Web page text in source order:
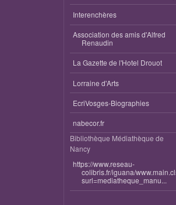
Interenchères
Association des amis d'Alfred
Renaudin
La Gazette de l'Hotel Drouot
Lorraine d'Arts
EcriVosges-Biographies
nabecor.fr
Bibliothèque Médiathèque de
Nancy
https://www.reseau-
colibris.fr/iguana/
surl=mediatheque_manu...